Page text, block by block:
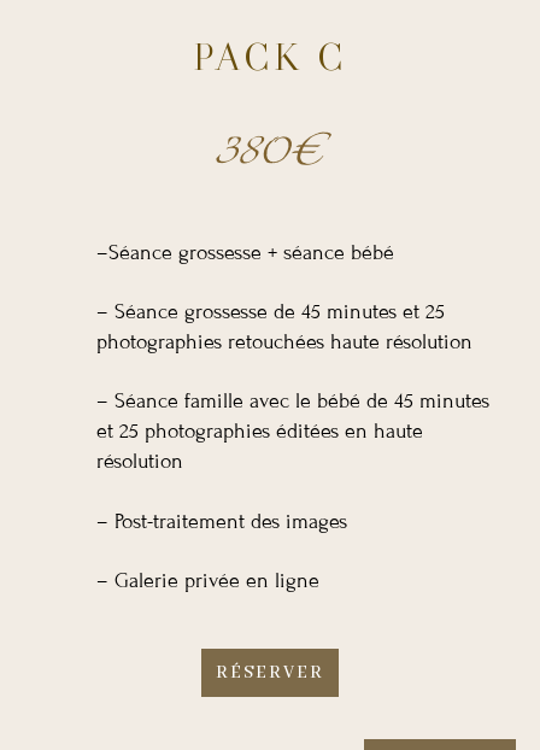
PACK C
380€
–Séance grossesse + séance bébé
– Séance grossesse de 45 minutes et 25
photographies retouchées haute résolution
– Séance famille avec le bébé de 45 minutes
et 25 photographies éditées en haute
résolution
– Post-traitement des images
– Galerie privée en ligne
RÉSERVER